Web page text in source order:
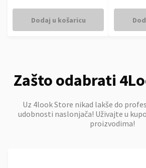
Dodaj u košaricu
Zašto odabrati
Uz 4look Store nikad lakše do
udobnosti naslonjača! Uživajte u
proizvodima!